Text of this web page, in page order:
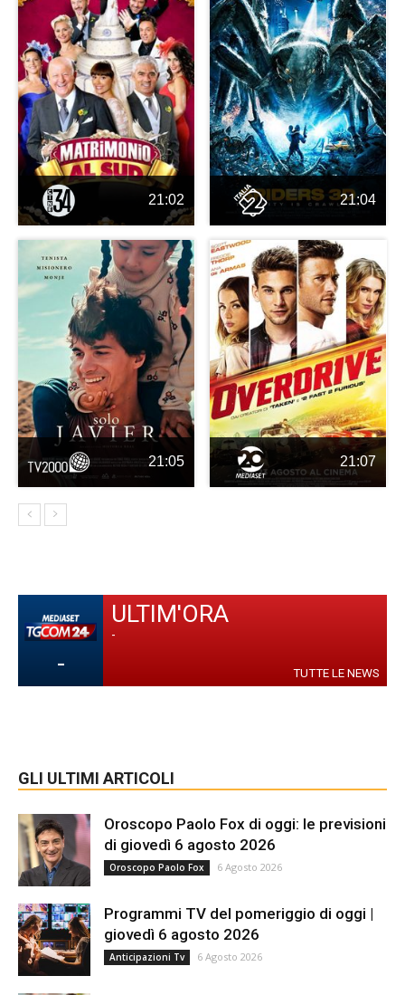
21:02 21:04
21:05 21:07
-
ULTIM'ORA
-
TUTTE LE NEWS
GLI ULTIMI ARTICOLI
Oroscopo Paolo Fox di oggi: le previsioni
di giovedì 6 agosto 2026
Oroscopo Paolo Fox 6 Agosto 2026
Programmi TV del pomeriggio di oggi |
giovedì 6 agosto 2026
Anticipazioni Tv 6 Agosto 2026